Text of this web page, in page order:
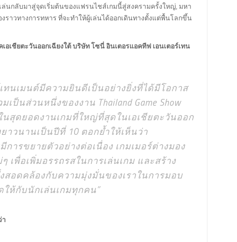
เล่นกลับมาสู่จุดเริ่มต้นของแฟรนไชส์เกมนี้สู่สงครามครั้งใหญ่, มหา
ราวทางการทหาร ที่จะทำให้ผู้เล่นได้ออกเดินทางตั้งแต่พื้นโลกขึ้น
เชียตะวันออกเฉียงใต้ บริษัท โซนี่ อินเตอรแอคทีฟ เอนเตอร์เทน
ทนเมนต์มีความยินดีเป็นอย่างยิ่งที่ได้มีโอกาส
ป็นส่วนหนึ่งของงาน Thailand Game Show
นสุดยอดงานเกมที่ใหญ่ที่สุดในเอเชียตะวันออก
าวนานเป็นปีที่ 10 ตอกย้ำให้เห็นว่า
ารขยายตัวอย่างต่อเนื่อง เกมเมอร์ต่างมอง
เพื่อเพิ่มอรรถรสในการเล่นเกม และสร้าง
อดคล้องกับความมุ่งมั่นของเราในการมอบ
ห้กับนักเล่นเกมทุกคน”